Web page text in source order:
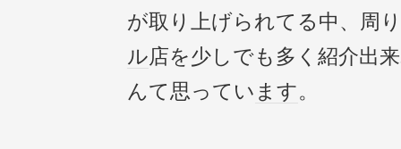
が取り上げられてる中、周
ル店を少しでも多く紹介出
んて思ってい ます。